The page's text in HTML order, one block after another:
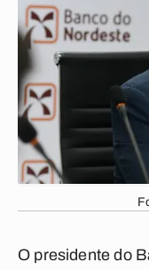
O presidente do